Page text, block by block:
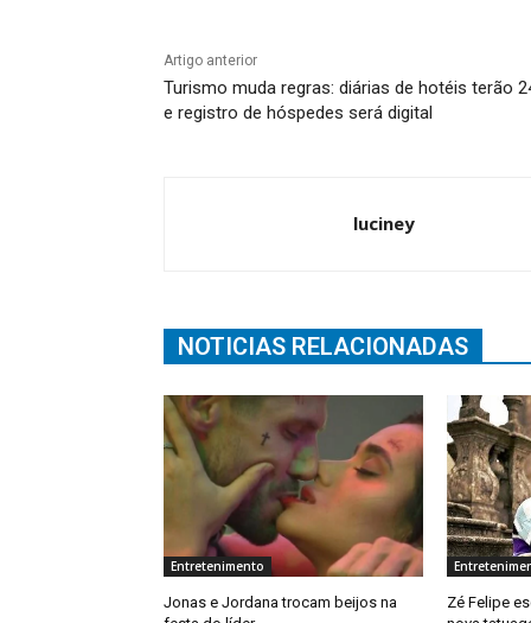
Artigo anterior
Turismo muda regras: diárias de hotéis terão
e registro de hóspedes será digital
luciney
NOTICIAS RELACIONADAS
Entretenimento
Jonas e Jordana trocam beijos na
Zé Felipe